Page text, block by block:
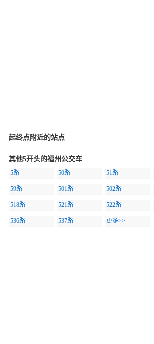
起终点附近的站点
其他5开头的福州公交车
5路 50路 51路
59路 501路 502路
518路 521路 522路
536路 537路 更多>>